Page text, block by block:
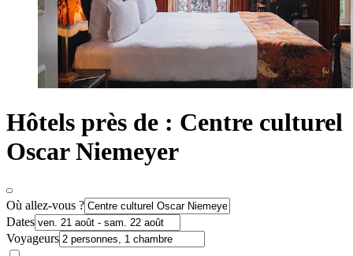
Hôtels près de : Centre culturel
Oscar Niemeyer
Où allez-vous ?
Dates
Voyageurs